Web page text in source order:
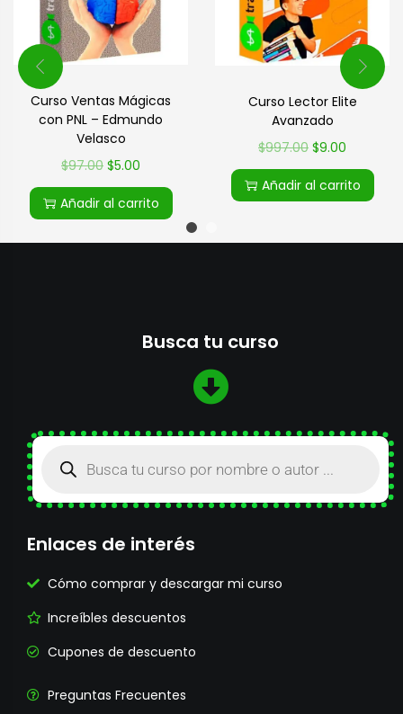
Curso Ventas Mágicas
con PNL – Edmundo
Velasco
$97.00 $5.00
Añadir al carrito
Curso Lector Elite
Avanzado
$997.00 $9.00
Añadir al carrito
Busca tu curso
Enlaces de interés
Cómo comprar y descargar mi curso
Increíbles descuentos
Cupones de descuento
Preguntas Frecuentes